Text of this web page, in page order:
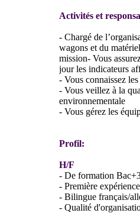
Activités et
- Chargé de
wagons et du
mission- Vous
jour les indicateurs
- Vous connaissez
- Vous veillez à la
environnementale
- Vous gérez les
Profil:
H/F
- De formation
- Première
- Bilingue français/
- Qualité